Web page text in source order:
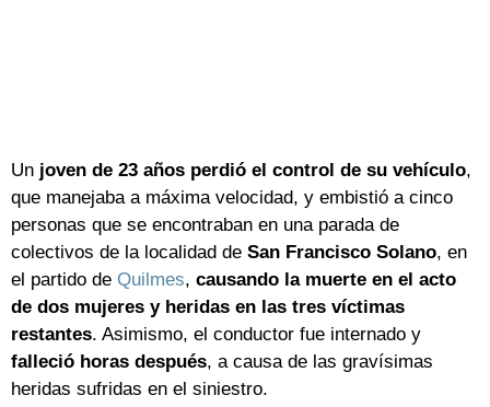
Un joven de 23 años perdió el control de su vehículo,
que manejaba a máxima velocidad, y embistió a cinco
personas que se encontraban en una parada de
colectivos de la localidad de San Francisco Solano, en
el partido de Quilmes, causando la muerte en el acto
de dos mujeres y heridas en las tres víctimas
restantes. Asimismo, el conductor fue internado y
falleció horas después, a causa de las gravísimas
heridas sufridas en el siniestro.